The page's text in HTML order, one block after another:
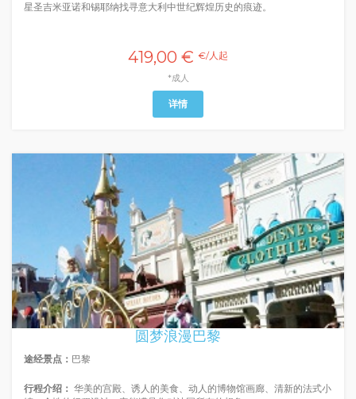
星圣吉米亚诺和锡耶纳找寻意大利中世纪辉煌历史的痕迹。
419,00 € €/人起
*成人
详情
圆梦浪漫巴黎
途经景点： 巴黎
行程介绍： 华美的宫殿、诱人的美食、动人的博物馆画廊、清新的法式小